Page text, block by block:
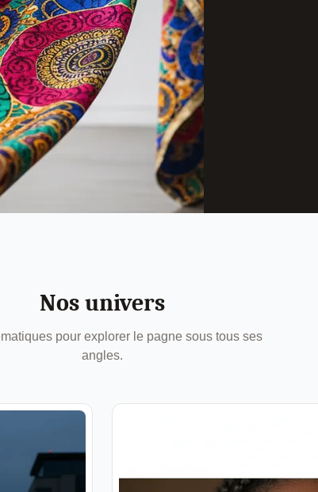
Nos univers
pour explorer le pagne sous tous ses
angles.